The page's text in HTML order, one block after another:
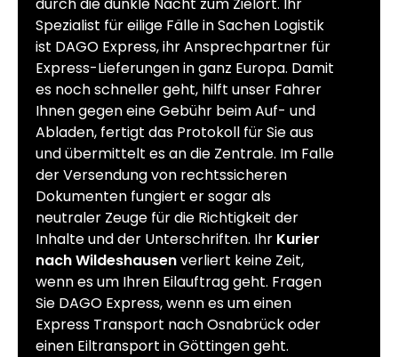
Spezialist für eilige Fälle in Sachen Logistik
ist DAGO Express, ihr Ansprechpartner für
Express-Lieferungen in ganz Europa. Damit
es noch schneller geht, hilft unser Fahrer
Ihnen gegen eine Gebühr beim Auf- und
Abladen, fertigt das Protokoll für Sie aus
und übermittelt es an die Zentrale. Im Falle
der Versendung von rechtssicheren
Dokumenten fungiert er sogar als
neutraler Zeuge für die Richtigkeit der
Inhalte und der Unterschriften. Ihr Kurier
nach Wildeshausenverliert keine Zeit,
wenn es um Ihren Eilauftrag geht. Fragen
Sie DAGO Express, wenn es um einen
Express Transport nach Osnabrück oder
einen Eiltransport in Göttingen geht.